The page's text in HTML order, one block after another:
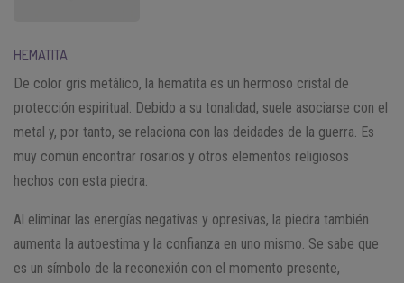
HEMATITA
De color gris metálico, la hematita es un hermoso cristal de
protección espiritual. Debido a su tonalidad, suele asociarse con el
metal y, por tanto, se relaciona con las deidades de la guerra. Es
muy común encontrar rosarios y otros elementos religiosos
hechos con esta piedra.
Al eliminar las energías negativas y opresivas, la piedra también
aumenta la autoestima y la confianza en uno mismo. Se sabe que
es un símbolo de la reconexión con el momento presente,